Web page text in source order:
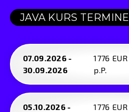
JAVA KURS TERMINE
07.09.2026 -
30.09.2026
1776 EUR
p.P.
05.10.2026 -
1776 EUR